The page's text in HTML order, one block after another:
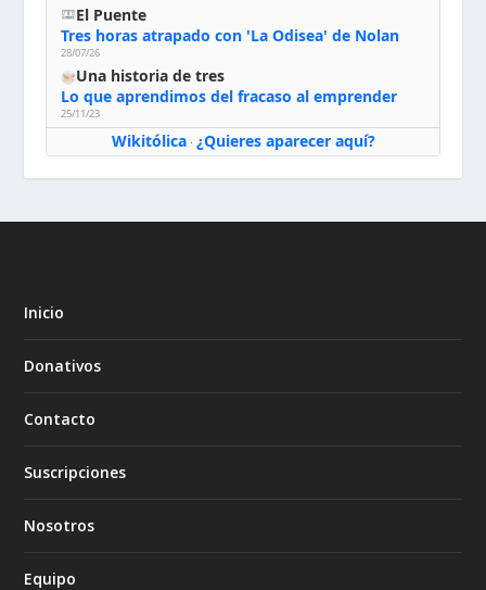
El Puente
Tres horas atrapado con 'La Odisea' de Nolan
28/07/26
Una historia de tres
Lo que aprendimos del fracaso al emprender
25/11/23
Wikitólica· ¿Quieres aparecer aquí?
Inicio
Donativos
Contacto
Suscripciones
Nosotros
Equipo